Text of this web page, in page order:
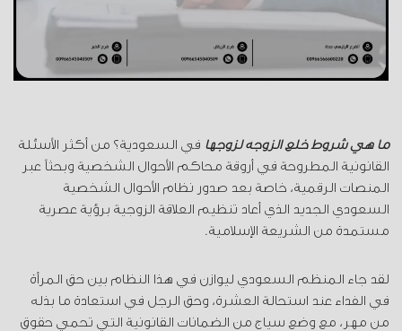
ما هي شروط خلع الزوجة لزوجها في السعودية؟ من أكثر الأسئلة
القانونية المطروحة في أروقة محاكم الأحوال الشخصية وبحثاً عبر
المنصات الرقمية، خاصة بعد صدور نظام الأحوال الشخصية
السعودي الجديد الذي أعاد تنظيم العلاقة الزوجية برؤية عصرية
مستمدة من الشريعة الإسلامية.
لقد جاء المنظم السعودي ليوازن في هذا النظام بين حق المرأة
في الفداء عند استحالة العشرة، وحق الرجل في استعادة ما بذله
من مهر، مع وضع سياج من الضمانات القانونية التي تحمي حقوق